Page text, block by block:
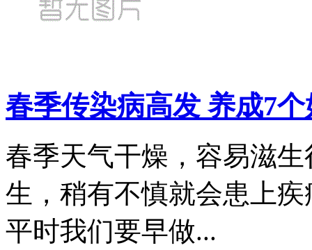
春季传染病高发 养成7
春季天气干燥，容易滋
生，稍有不慎就会患上
平时我们要早做...